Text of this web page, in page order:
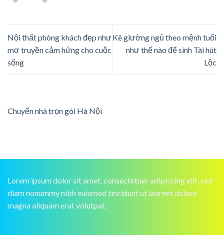
Nội thất phòng khách đẹp như
mơ truyền cảm hứng cho cuộc
sống
Kê giường ngủ theo mệnh tuổi
như thế nào để sinh Tài hút
Lộc
Chuyển nhà trọn gói Hà Nội
Lorem ipsum dolor sit amet, consectetuer adipiscing elit, sed
diam nonummy nibh euismod tincidunt ut laoreet dolore
magna aliquam erat volutpat.